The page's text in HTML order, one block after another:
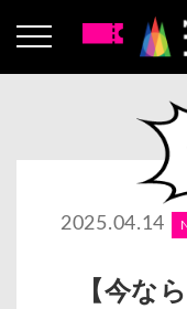
2025.04.14
【今な